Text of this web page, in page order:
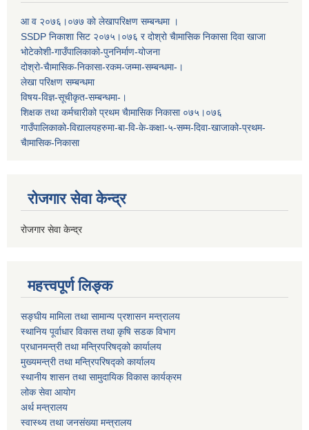
आ व २०७६।०७७ काे लेखापरिक्षण सम्बन्धमा ।
SSDP निकाशा सिट २०७५।०७६ र दोश्रो चैामासिक निकासा दिवा खाजा
भोटेकोशी-गाउँपालिकाको-पुननिर्माण-योजना
दोश्रो-चैामासिक-निकासा-रकम-जम्मा-सम्बन्धमा-।
लेखा परिक्षण सम्बन्धमा
विषय-विज्ञ-सूचीकृत-सम्बन्धमा-।
शिक्षक तथा कर्मचारीको प्रथम च‌ैामासिक निकासा ०७५।०७६
गाउँपालिकाको-विद्यालयहरुमा-बा-वि-के-कक्षा-५-सम्म-दिवा-खाजाको-प्रथम-
चैामासिक-निकासा
रोजगार सेवा केन्द्र
रोजगार सेवा केन्द्र
महत्त्वपूर्ण लिङ्क
सङ्घीय मामिला तथा सामान्य प्रशासन मन्त्रालय
स्थानिय पूर्वाधार विकास तथा कृषि सडक विभाग
प्रधानमन्त्री तथा मन्त्रिपरिषद्को कार्यालय
मुख्यमन्त्री तथा मन्त्रिपरिषद्को कार्यालय
स्थानीय शासन तथा सामुदायिक विकास कार्यक्रम
लोक सेवा आयोग
अर्थ मन्त्रालय
स्वास्थ्य तथा जनस‌ंख्या मन्त्रालय